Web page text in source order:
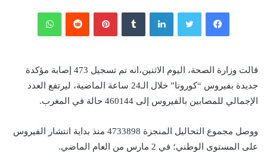
فيسبوك لينكدإن بينتيريست
قالت وزارة الصحة، اليوم الاثنين،انه تم تسجيل 473 إصابة مؤكدة
جديدة بفيروس “كورونا” خلال الـ24 ساعة الماضية، ليرتفع العدد
الإجمالي للمصابين بالفيروس إلى 460144 حالة في المغرب.
ووصل مجموع التحاليل المنجزة 4733898 منذ بداية انتشار الفيروس
على المستوى الوطني؛ في 2 مارس من العام الماضي.